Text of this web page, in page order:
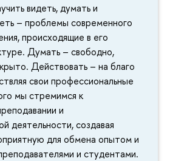
видеть, думать и
– проблемы современного
происходящие в его
Думать – свободно,
Действовать – на благо
свои профессиональные
мы стремимся к
и
деятельности, создавая
для обмена опытом и
и студентами.